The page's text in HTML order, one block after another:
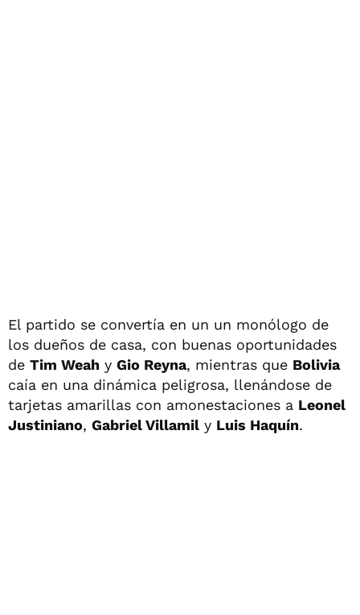
El partido se convertía en un un monólogo de
los dueños de casa, con buenas oportunidades
de Tim Weah y Gio Reyna, mientras que Bolivia
caía en una dinámica peligrosa, llenándose de
tarjetas amarillas con amonestaciones a Leonel
Justiniano, Gabriel Villamil y Luis Haquín.